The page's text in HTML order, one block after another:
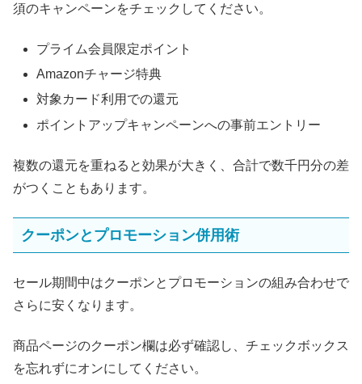
須のキャンペーンをチェックしてください。
プライム会員限定ポイント
Amazonチャージ特典
対象カード利用での還元
ポイントアップキャンペーンへの事前エントリー
複数の還元を重ねると効果が大きく、合計で数千円分の差
がつくこともあります。
クーポンとプロモーション併用術
セール期間中はクーポンとプロモーションの組み合わせで
さらに安くなります。
商品ページのクーポン欄は必ず確認し、チェックボックス
を忘れずにオンにしてください。